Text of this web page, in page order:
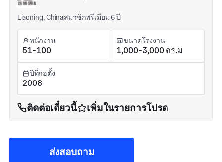
Liaoning, Chinaสมาชิกพรีเมียม 6 ปี
พนักงาน
51-100
ขนาดโรงงาน
1,000-3,000 ตร.ม
ปีที่ก่อตั้ง
2008
ติดต่อเดี๋ยวนี้ เพิ่มในรายการโปรด
ส่งสอบถาม